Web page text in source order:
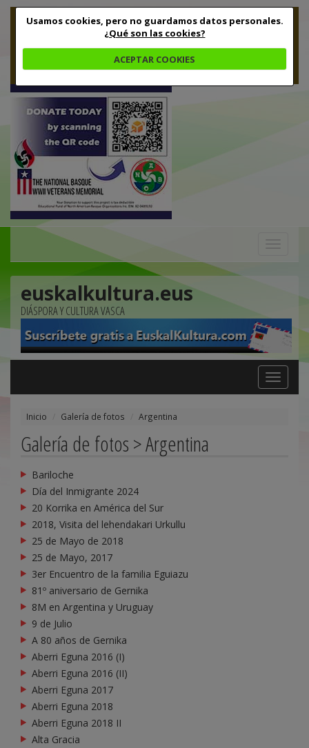
Usamos cookies, pero no guardamos datos personales.
¿Qué son las cookies?
ACEPTAR COOKIES
euskalkultura.eus
DIÁSPORA Y CULTURA VASCA
Toggle
navigation
Inicio Galería de fotos Argentina
Galería de fotos > Argentina
Bariloche
Día del Inmigrante 2024
20 Korrika en América del Sur
2018, Visita del lehendakari Urkullu
25 de Mayo de 2018
25 de Mayo, 2017
3er Encuentro de la familia Eguiazu
81º aniversario de Gernika
8M en Argentina y Uruguay
9 de Julio
A 80 años de Gernika
Aberri Eguna 2016 (I)
Aberri Eguna 2016 (II)
Aberri Eguna 2017
Aberri Eguna 2018
Aberri Eguna 2018 II
Alta Gracia